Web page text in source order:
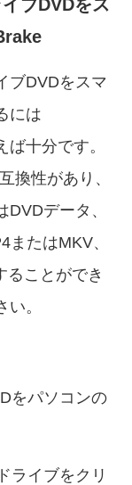
ブDVDをス
ブDVDをスマ
には
十分です。
換性があり、
データ、
たはMKV、
ることができ
。
をパソコンの
ライブをクリ